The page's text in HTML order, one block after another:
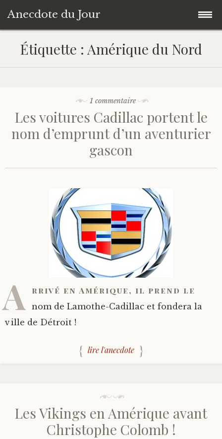
Anecdote du Jour
Accéder
contenu
Accueil
Livres de Culture Générale
Étiquette : Amérique du Nord
1 commentaire
Les voitures Cadillac portent le
nom d’emprunt d’un aventurier
gascon
A rrivé en Amérique, il prend le
nom de Lamothe-Cadillac et fondera la
ville de Détroit !
lire l'anecdote
Les Vikings en Amérique avant
Christophe Colomb !